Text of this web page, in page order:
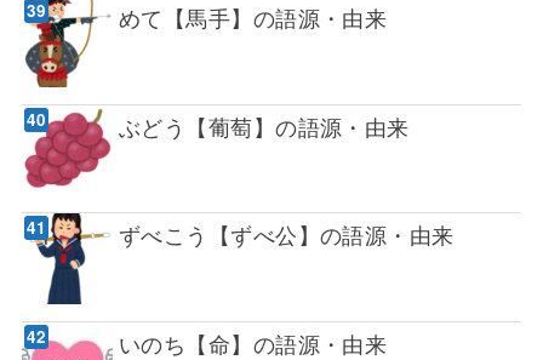
めて【馬手】の語源・由来
ぶどう【葡萄】の語源・由来
ずべこう【ずべ公】の語源・由来
いのち【命】の語源・由来